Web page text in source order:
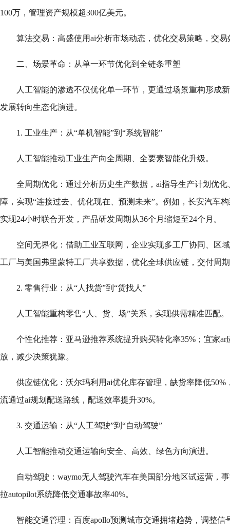
100万，管理资产规模超300亿美元。
算法交易：高盛使用ai分析市场动态，优化交易策略，交易
二、场景革命：从单一环节优化到全链条重塑
人工智能的渗透不仅优化单一环节，更通过场景重构形成
发展转向生态化演进。
1. 工业生产：从“单机智能”到“系统智能”
人工智能推动工业生产向全周期、全要素智能化升级。
全周期优化：通过分析历史生产数据，ai指导生产计划优
障，实现“连接过去、优化现在、预测未来”。例如，长安汽车
实现24小时联合开发，产品研发周期从36个月缩短至24个月。
空间无界化：借助工业互联网，企业实现多工厂协同、区
工厂与美国弗里蒙特工厂共享数据，优化全球供应链，交付周
2. 零售行业：从“人找货”到“货找人”
人工智能重构零售“人、货、场”关系，实现供需精准匹配。
个性化推荐：亚马逊推荐系统提升购买转化率35%；宜家
放，减少决策犹豫。
供应链优化：沃尔玛利用ai优化库存管理，缺货率降低50%
流通过ai规划配送路线，配送效率提升30%。
3. 交通运输：从“人工驾驶”到“自动驾驶”
人工智能推动交通运输向安全、高效、绿色方向演进。
自动驾驶：waymo无人驾驶汽车在美国部分地区试运营，
拉autopilot系统降低交通事故率40%。
智能交通管理：百度apollo预测城市交通拥堵趋势，调整信